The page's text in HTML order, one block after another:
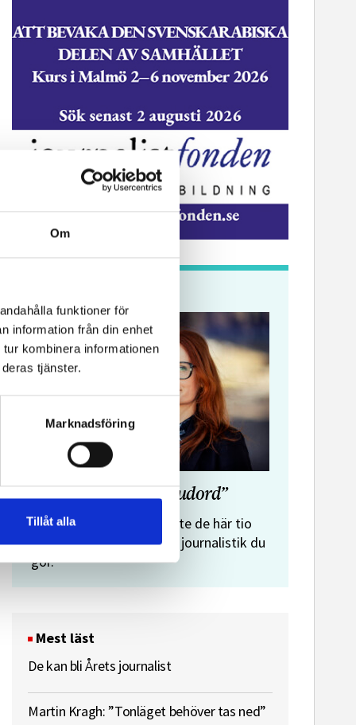
Om
funktioner för
information från din enhet
kombinera informationen
tjänster.
Marknadsföring
Tillåt alla
”Journalistens tio budord”
Malin Crona:
Följer du inte de här tio
budorden? Då är det inte journalistik du
gör.
Mest läst
De kan bli Årets journalist
Martin Kragh: ”Tonläget behöver tas ned”